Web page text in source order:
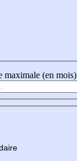
maximale (en mois)